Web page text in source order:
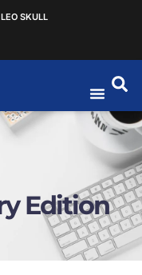
SKULL
Edition